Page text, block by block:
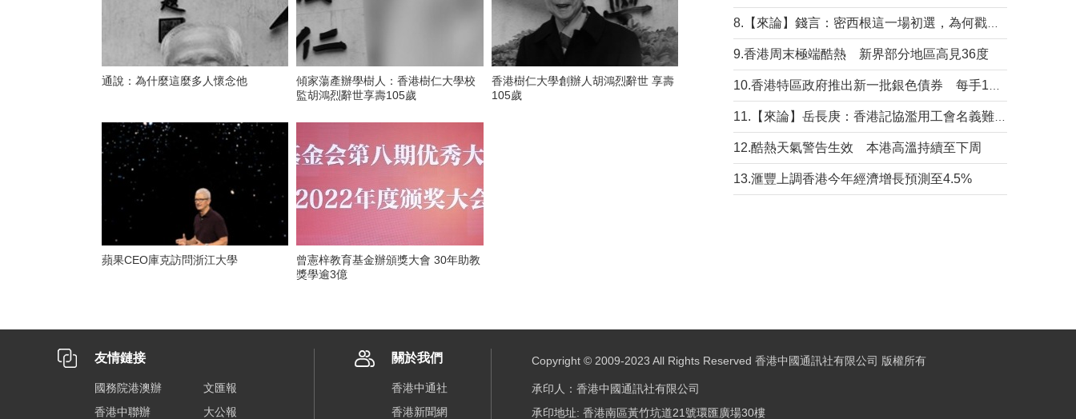
通說：為什麼這麼多人懷念他
傾家蕩產辦學樹人：香港樹仁大學校
監胡鴻烈辭世享壽105歲
香港樹仁大學創辦人胡鴻烈辭世 享壽
105歲
蘋果CEO庫克訪問浙江大學
曾憲梓教育基金辦頒獎大會 30年助教
獎學逾3億
9.香港周末極端酷熱 新界部分地區高見36度
12.酷熱天氣警告生效 本港高溫持續至下周
13.滙豐上調香港今年經濟增長預測至4.5%
友情鏈接
國務院港澳辦
文匯報
香港中聯辦
大公報
關於我們
香港中通社
香港新聞網
Copyright © 2009-2023 All Rights Reserved 香港中國通訊社有限公司 版權所有
承印人：香港中國通訊社有限公司
承印地址: 香港南區黃竹坑道21號環匯廣場30樓